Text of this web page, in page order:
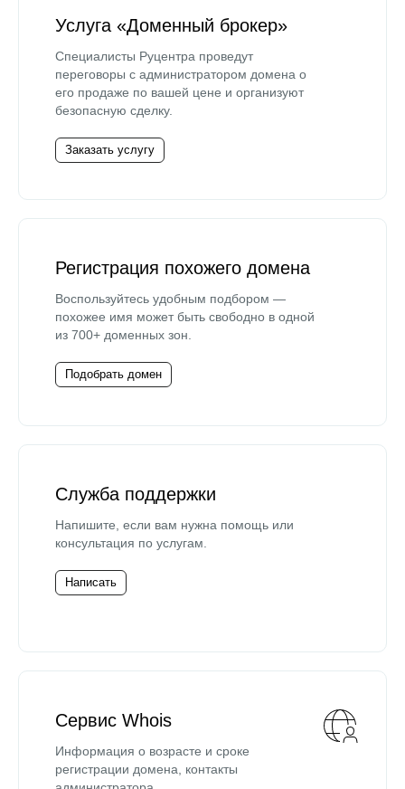
Услуга «Доменный брокер»
Специалисты Руцентра проведут
переговоры с администратором домена о
его продаже по вашей цене и организуют
безопасную сделку.
Заказать услугу
Регистрация похожего домена
Воспользуйтесь удобным подбором —
похожее имя может быть свободно в одной
из 700+ доменных зон.
Подобрать домен
Служба поддержки
Напишите, если вам нужна помощь или
консультация по услугам.
Написать
Сервис Whois
Информация о возрасте и сроке
регистрации домена, контакты